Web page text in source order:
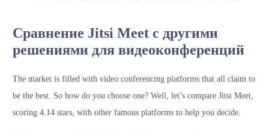
Сравнение Jitsi Meet с другими
решениями для видеоконференций
The market is filled with video conferencing platforms that all claim to
be the best. So how do you choose one? Well, let’s compare Jitsi Meet,
scoring 4.14 stars, with other famous platforms to help you decide.